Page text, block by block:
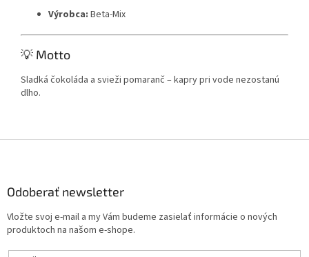
Výrobca: Beta-Mix
💡 Motto
Sladká čokoláda a svieži pomaranč – kapry pri vode nezostanú
dlho.
Odoberať newsletter
Vložte svoj e-mail a my Vám budeme zasielať informácie o nových
produktoch na našom e-shope.